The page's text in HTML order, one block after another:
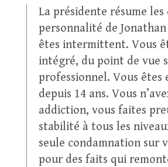
La présidente résume les
personnalité de Jonathan
êtes intermittent. Vous
intégré, du point de vue
professionnel. Vous êtes
depuis 14 ans. Vous
addiction, vous faites
stabilité à tous les
seule condamnation sur
pour des faits qui